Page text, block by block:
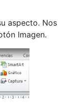
aspecto.
Imagen.